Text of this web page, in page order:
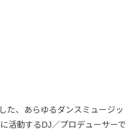
た、あらゆるダンスミュージッ
活動するDJ／プロデューサーで